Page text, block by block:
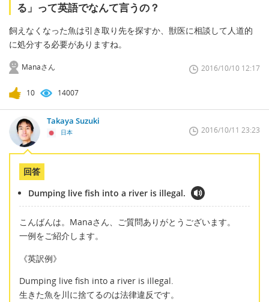
る」って英語でなんて言うの？
飼えなくなった魚は引き取り先を探すか、獣医に相談して人道的
に処分する必要がありますね。
Manaさん 2016/10/10 12:17
10 14007
Takaya Suzuki
日本 2016/10/11 23:23
回答
Dumping live fish into a river is illegal.
こんばんは。Manaさん、ご質問ありがとうございます。
一例をご紹介します。
《英訳例》
Dumping live fish into a river is illegal.
生きた魚を川に捨てるのは法律違反です。